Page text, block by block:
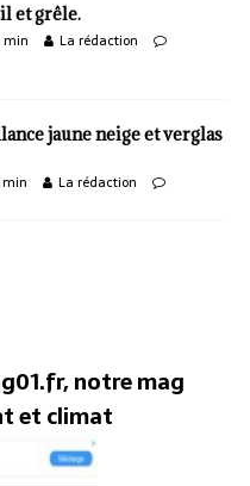
et grêle.
min
La rédaction
jaune neige et verglas
min
La rédaction
notre mag
et climat